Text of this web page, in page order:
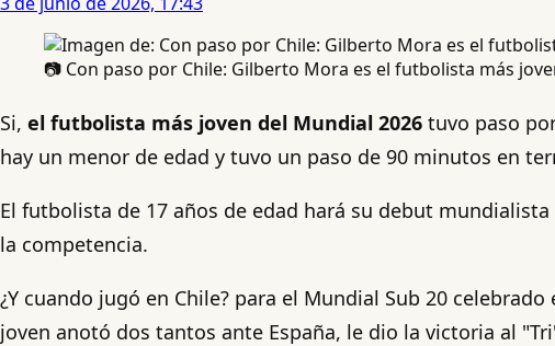
📷 Con paso por Chile: Gilberto Mora es el futbolista más
Si, el futbolista más joven del Mundial 2026 tuvo paso
hay un menor de edad y tuvo un paso de 90 minutos en
El futbolista de 17 años de edad hará su debut
la competencia.
¿Y cuando jugó en Chile? para el Mundial Sub 20
joven anotó dos tantos ante España, le dio la victoria al